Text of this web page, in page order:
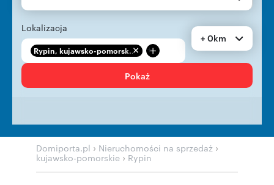
Lokalizacja
Rypin, kujawsko-pomorsk... +
+ 0km
Pokaż
Domiporta.pl › Nieruchomości na sprzedaż ›
kujawsko-pomorskie › Rypin